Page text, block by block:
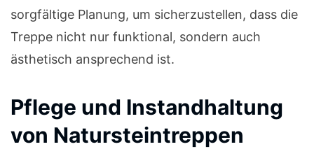
sorgfältige Planung, um sicherzustellen, dass die
Treppe nicht nur funktional, sondern auch
ästhetisch ansprechend ist.
Pflege und Instandhaltung
von Natursteintreppen